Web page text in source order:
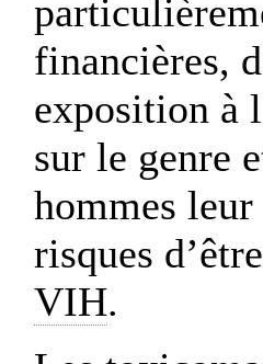
financières,
exposition à
sur le genre
hommes
risques
VIH.